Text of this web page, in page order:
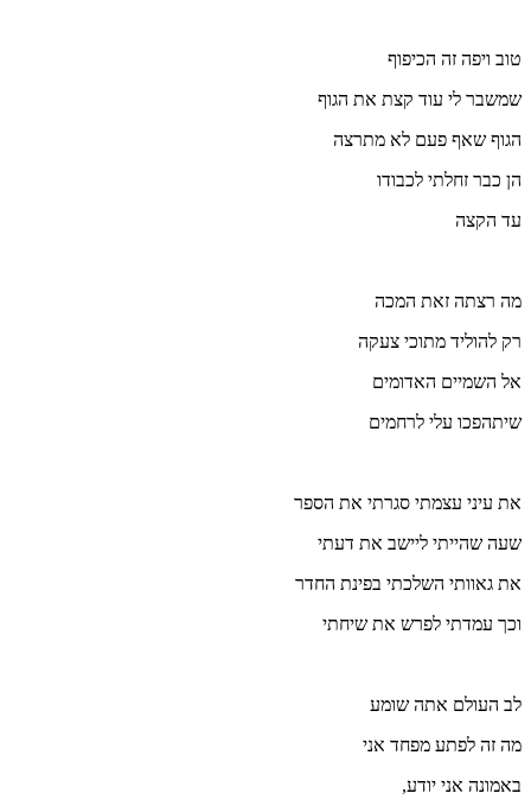
טוב ויפה זה הכיפוף
שמשבר לי עוד קצת את הגוף
הגוף שאף פעם לא מתרצה
הן כבר זחלתי לכבודו
עד הקצה
מה רצתה זאת המכה
רק להוליד מתוכי צעקה
אל השמיים האדומים
שיתהפכו עלי לרחמים
את עיני עצמתי סגרתי את הספר
שעה שהייתי ליישב את דעתי
את גאוותי השלכתי בפינת החדר
וכך עמדתי לפרש את שיחתי
לב העולם אתה שומע
מה זה לפתע מפחד אני
באמונה אני יודע,